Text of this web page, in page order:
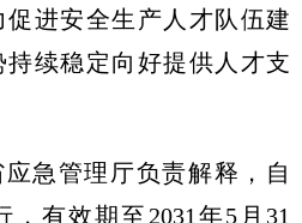
进安全生产人才队伍建
续稳定向好提供人才支
急管理厅负责解释，自
，有效期至2031年5月31